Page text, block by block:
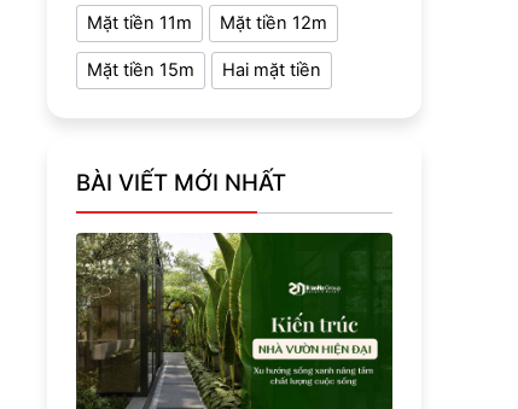
Mặt tiền 11m Mặt tiền 12m
Mặt tiền 15m Hai mặt tiền
BÀI VIẾT MỚI NHẤT